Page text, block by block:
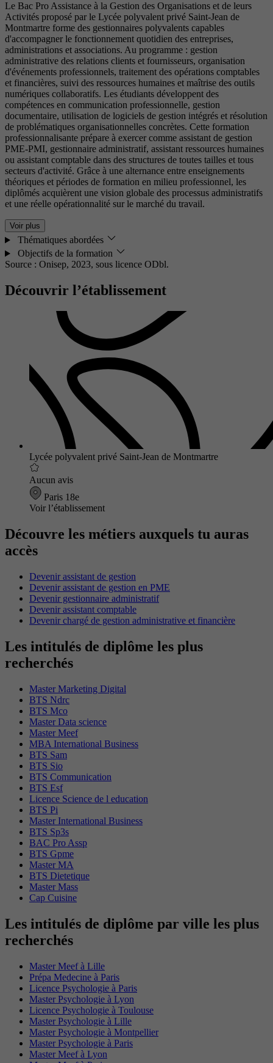
Le Bac Pro Assistance à la Gestion des Organisations et de leurs
Activités proposé par le Lycée polyvalent privé Saint-Jean de
Montmartre forme des gestionnaires polyvalents capables
d'accompagner le fonctionnement quotidien des entreprises,
administrations et associations. Au programme : gestion
administrative des relations clients et fournisseurs, organisation
d'événements professionnels, traitement des opérations comptables
et financières, suivi des ressources humaines et maîtrise des outils
numériques collaboratifs. Les étudiants développent des
compétences en communication professionnelle, gestion
documentaire, utilisation de logiciels de gestion intégrés et résolution
de problématiques organisationnelles concrètes. Cette formation
professionnalisante prépare à exercer comme assistant de gestion
PME-PMI, gestionnaire administratif, assistant ressources humaines
ou assistant comptable dans des structures de toutes tailles et tous
secteurs d'activité. Grâce à une alternance entre enseignements
théoriques et périodes de formation en milieu professionnel, les
diplômés acquièrent une vision globale des processus administratifs
et une réelle opérationnalité sur le marché du travail.
Voir plus
Thématiques abordées
Objectifs de la formation
Source : Onisep, 2023, sous licence ODbl.
Découvrir l’établissement
Lycée polyvalent privé Saint-Jean de Montmartre
Aucun avis
Paris 18e
Voir l’établissement
Découvre les métiers auxquels tu auras
accès
Devenir assistant de gestion
Devenir assistant de gestion en PME
Devenir gestionnaire administratif
Devenir assistant comptable
Devenir chargé de gestion administrative et financière
Les intitulés de diplôme les plus
recherchés
Master Marketing Digital
BTS Ndrc
BTS Mco
Master Data science
Master Meef
MBA International Business
BTS Sam
BTS Sio
BTS Communication
BTS Esf
Licence Science de l education
BTS Pi
Master International Business
BTS Sp3s
BAC Pro Assp
BTS Gpme
Master MA
BTS Dietetique
Master Mass
Cap Cuisine
Les intitulés de diplôme par ville les plus
recherchés
Master Meef à Lille
Prépa Medecine à Paris
Licence Psychologie à Paris
Master Psychologie à Lyon
Licence Psychologie à Toulouse
Master Psychologie à Lille
Master Psychologie à Montpellier
Master Psychologie à Paris
Master Meef à Lyon